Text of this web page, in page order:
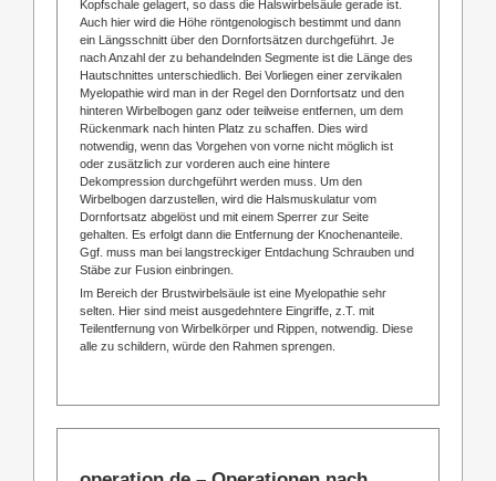
Kopfschale gelagert, so dass die Halswirbelsäule gerade ist.
Auch hier wird die Höhe röntgenologisch bestimmt und dann
ein Längsschnitt über den Dornfortsätzen durchgeführt. Je
nach Anzahl der zu behandelnden Segmente ist die Länge des
Hautschnittes unterschiedlich. Bei Vorliegen einer zervikalen
Myelopathie wird man in der Regel den Dornfortsatz und den
hinteren Wirbelbogen ganz oder teilweise entfernen, um dem
Rückenmark nach hinten Platz zu schaffen. Dies wird
notwendig, wenn das Vorgehen von vorne nicht möglich ist
oder zusätzlich zur vorderen auch eine hintere
Dekompression durchgeführt werden muss. Um den
Wirbelbogen darzustellen, wird die Halsmuskulatur vom
Dornfortsatz abgelöst und mit einem Sperrer zur Seite
gehalten. Es erfolgt dann die Entfernung der Knochenanteile.
Ggf. muss man bei langstreckiger Entdachung Schrauben und
Stäbe zur Fusion einbringen.
Im Bereich der Brustwirbelsäule ist eine Myelopathie sehr
selten. Hier sind meist ausgedehntere Eingriffe, z.T. mit
Teilentfernung von Wirbelkörper und Rippen, notwendig. Diese
alle zu schildern, würde den Rahmen sprengen.